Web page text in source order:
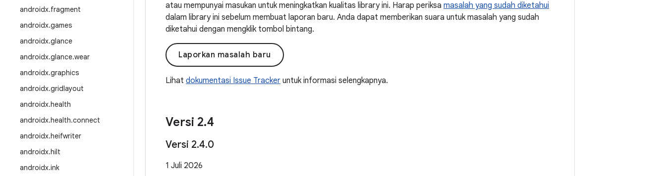
androidx.fragment
androidx.games
androidx.glance
androidx.glance.wear
androidx.graphics
androidx.gridlayout
androidx.health
androidx.health.connect
androidx.heifwriter
androidx.hilt
androidx.ink
atau mempunyai masukan untuk meningkatkan kualitas library ini. Harap periksa masalah yang sudah diketahui
dalam library ini sebelum membuat laporan baru. Anda dapat memberikan suara untuk masalah yang sudah
diketahui dengan mengklik tombol bintang.
Laporkan masalah baru
Lihat dokumentasi Issue Tracker untuk informasi selengkapnya.
Versi 2.4
Versi 2.4.0
1 Juli 2026